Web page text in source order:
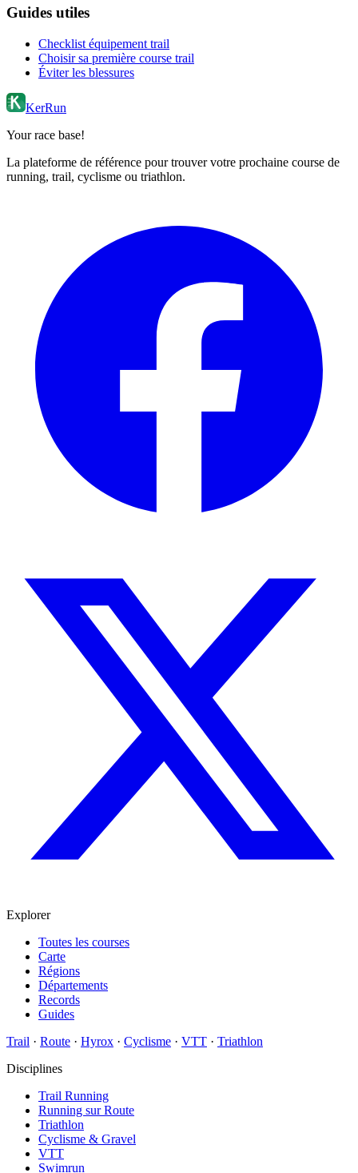
Guides utiles
Checklist équipement trail
Choisir sa première course trail
Éviter les blessures
KerRun
Your race base!
La plateforme de référence pour trouver votre prochaine course de
running, trail, cyclisme ou triathlon.
Explorer
Toutes les courses
Carte
Régions
Départements
Records
Guides
Trail · Route · Hyrox · Cyclisme · VTT · Triathlon
Disciplines
Trail Running
Running sur Route
Triathlon
Cyclisme & Gravel
VTT
Swimrun